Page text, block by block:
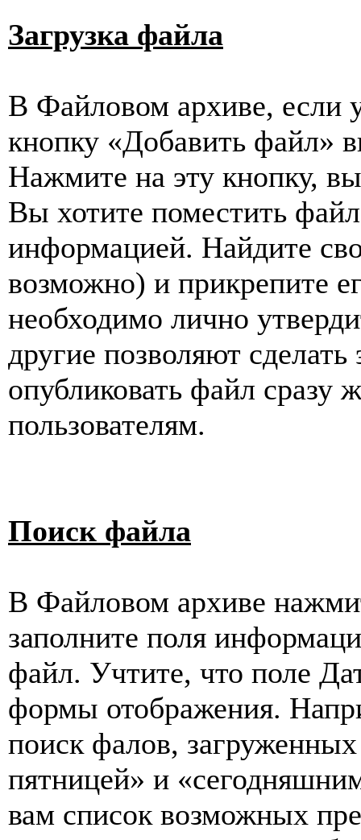
Загрузка файла
В Файловом архиве, если
кнопку «Добавить файл»
Нажмите на эту кнопку,
Вы хотите поместить
информацией. Найдите
возможно) и прикрепите
необходимо лично
другие позволяют
опубликовать файл сразу
пользователям.
Поиск файла
В Файловом архиве
заполните поля
файл. Учтите, что поле
формы отображения.
поиск фалов,
пятницей» и
вам список возможных